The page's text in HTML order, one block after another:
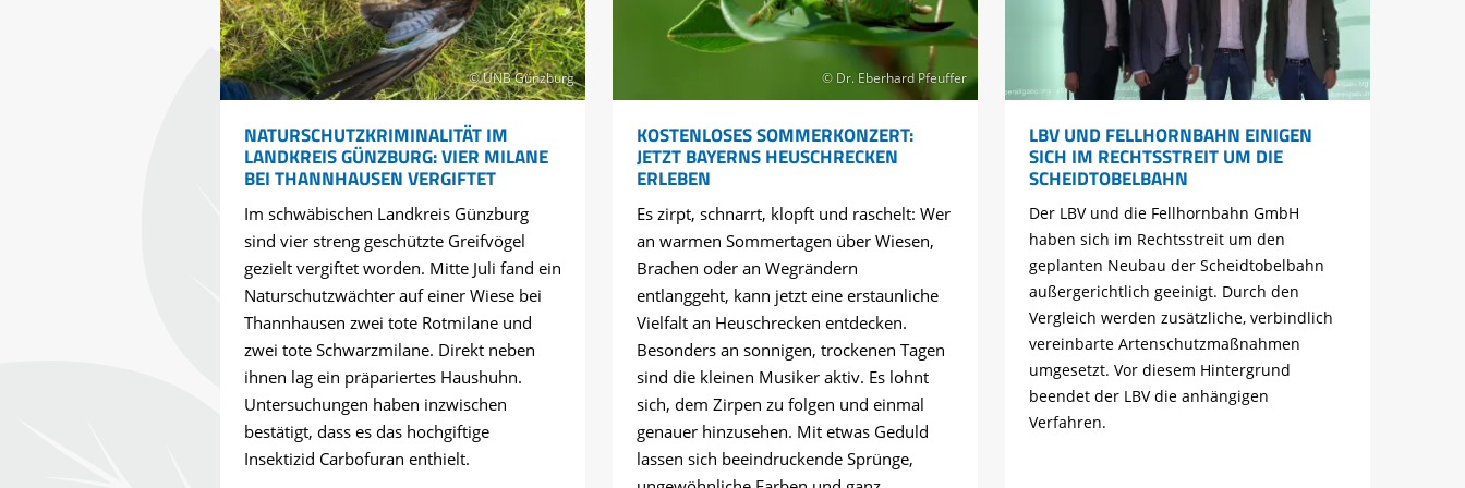
© UNB Günzburg
NATURSCHUTZKRIMINALITÄT IM
LANDKREIS GÜNZBURG: VIER MILANE
BEI THANNHAUSEN VERGIFTET
Im schwäbischen Landkreis Günzburg
sind vier streng geschützte Greifvögel
gezielt vergiftet worden. Mitte Juli fand ein
Naturschutzwächter auf einer Wiese bei
Thannhausen zwei tote Rotmilane und
zwei tote Schwarzmilane. Direkt neben
ihnen lag ein präpariertes Haushuhn.
Untersuchungen haben inzwischen
bestätigt, dass es das hochgiftige
Insektizid Carbofuran enthielt.
© Dr. Eberhard Pfeuffer
KOSTENLOSES SOMMERKONZERT:
JETZT BAYERNS HEUSCHRECKEN
ERLEBEN
Es zirpt, schnarrt, klopft und raschelt: Wer
an warmen Sommertagen über Wiesen,
Brachen oder an Wegrändern
entlanggeht, kann jetzt eine erstaunliche
Vielfalt an Heuschrecken entdecken.
Besonders an sonnigen, trockenen Tagen
sind die kleinen Musiker aktiv. Es lohnt
sich, dem Zirpen zu folgen und einmal
genauer hinzusehen. Mit etwas Geduld
lassen sich beeindruckende Sprünge,
LBV UND FELLHORNBAHN EINIGEN
SICH IM RECHTSSTREIT UM DIE
SCHEIDTOBELBAHN
Der LBV und die Fellhornbahn GmbH
haben sich im Rechtsstreit um den
geplanten Neubau der Scheidtobelbahn
außergerichtlich geeinigt. Durch den
Vergleich werden zusätzliche, verbindlich
vereinbarte Artenschutzmaßnahmen
umgesetzt. Vor diesem Hintergrund
beendet der LBV die anhängigen
Verfahren.